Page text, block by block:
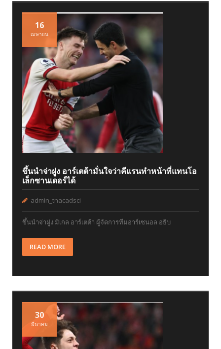
ขึ้นนำจ่าฝูง อาร์เตต้ามั่นใจว่าคีแรนทำหน้าที่แทนโอ
เล็กซานเดอร์ได้
16
เมษายน
admin_tnacadsci
ขึ้นนำจ่าฝูง มิเกล อาร์เตต้า ผู้จัดการทีมอาร์เซนอล อธิบ
READ MORE
30
มีนาคม